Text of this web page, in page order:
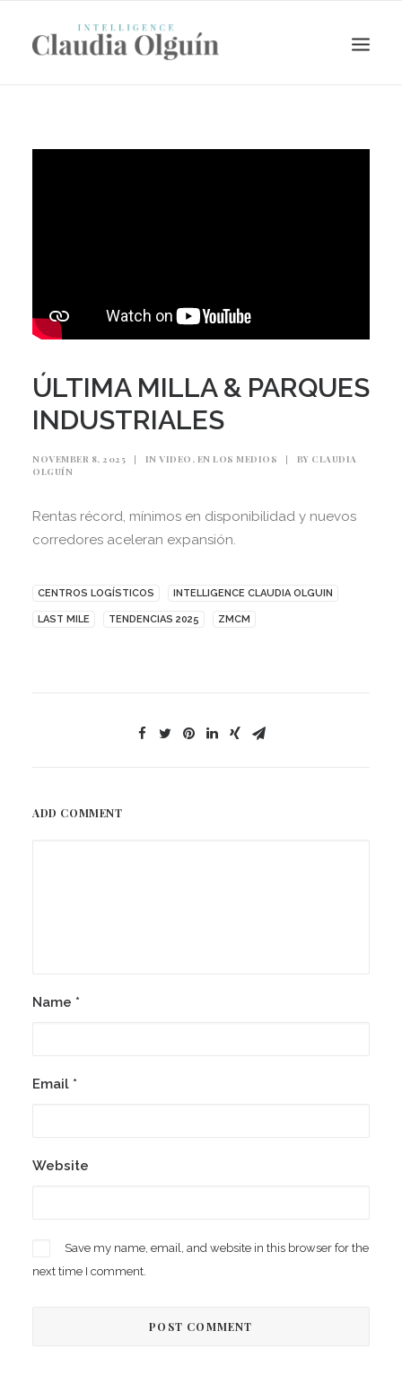
Search
ÚLTIMA MILLA & PARQUES
INDUSTRIALES
NOVEMBER 8, 2025 | IN VIDEO , EN LOS MEDIOS | BY CLAUDIA
OLGUÍN
Rentas récord, mínimos en disponibilidad y nuevos
corredores aceleran expansión.
CENTROS LOGÍSTICOS INTELLIGENCE CLAUDIA OLGUIN
LAST MILE TENDENCIAS 2025 ZMCM
ADD COMMENT
Name *
Email *
Website
Save my name, email, and website in this browser for the
next time I comment.